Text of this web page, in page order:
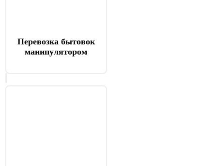
Перевозка бытовок
манипулятором